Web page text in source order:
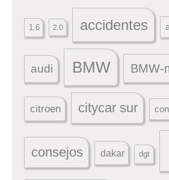
1.6 2.0 accidentes
audi BMW BMW-
citroen citycar sur
consejos dakar dgt